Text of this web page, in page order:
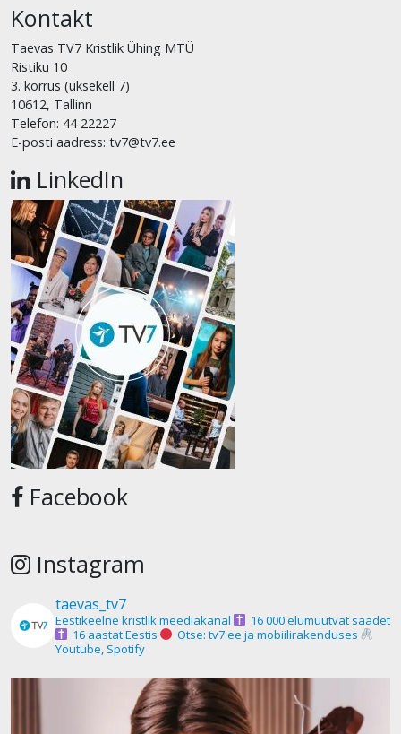
Kontakt
Taevas TV7 Kristlik Ühing MTÜ
Ristiku 10
3. korrus (uksekell 7)
10612, Tallinn
Telefon: 44 22227
E-posti aadress: tv7@tv7.ee
LinkedIn
Facebook
Instagram
taevas_tv7
Eestikeelne kristlik meediakanal
16 000 elumuutvat saadet
16 aastat Eestis
Otse: tv7.ee ja mobiilirakenduses
Youtube, Spotify